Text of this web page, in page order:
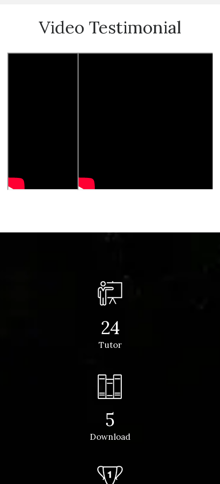
Video Testimonial
24
Tutor
5
Download